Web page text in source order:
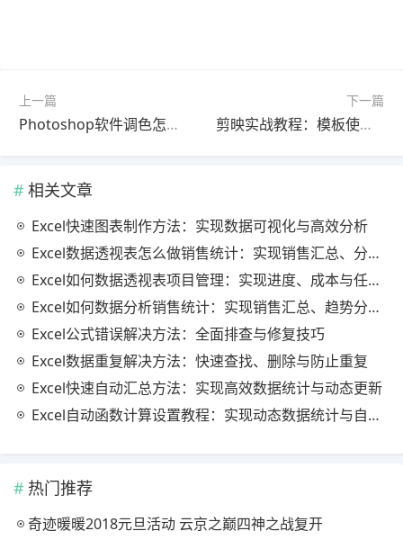
上一篇
Photoshop软件调色怎么做？最新更新版问题解决教程（常见问题解决）
下一篇
剪映实战教程：模板使用完整教程最新更新版（避坑指南）
相关文章
Excel快速图表制作方法：实现数据可视化与高效分析
Excel数据透视表怎么做销售统计：实现销售汇总、分析与动态监控
Excel如何数据透视表项目管理：实现进度、成本与任务的高效分析
Excel如何数据分析销售统计：实现销售汇总、趋势分析与业绩优化
Excel公式错误解决方法：全面排查与修复技巧
Excel数据重复解决方法：快速查找、删除与防止重复
Excel快速自动汇总方法：实现高效数据统计与动态更新
Excel自动函数计算设置教程：实现动态数据统计与自动更新
热门推荐
奇迹暖暖2018元旦活动 云京之巅四神之战复开